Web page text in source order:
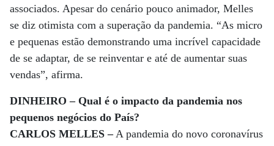
associados. Apesar do cenário pouco animador, Melles
se diz otimista com a superação da pandemia. “As micro
e pequenas estão demonstrando uma incrível capacidade
de se adaptar, de se reinventar e até de aumentar suas
vendas”, afirma.
DINHEIRO – Qual é o impacto da pandemia nos
pequenos negócios do País?
CARLOS MELLES –A pandemia do novo coronavírus